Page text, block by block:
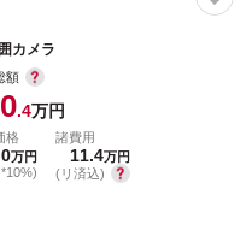
カメラ
額
.4万円
格
万円
諸費用
11.4万円
(リ済込)